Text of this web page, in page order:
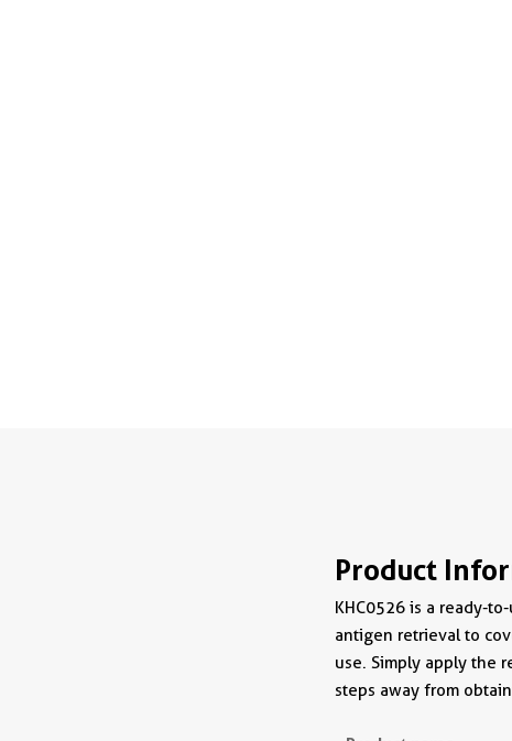
Product
KHC0526 is a ready-
antigen retrieval to
use. Simply apply the
steps away from